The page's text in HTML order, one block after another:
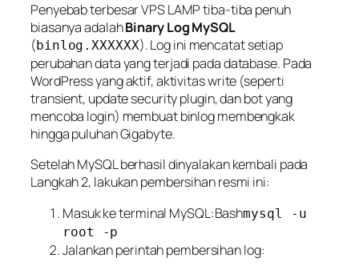
Penyebab terbesar VPS LAMP tiba-tiba penuh
biasanya adalahBinary Log MySQL
( binlog.XXXXXX). Log ini mencatatsetiap
perubahan datayang terjadi pada database. Pada
WordPress yang aktif, aktivitaswrite (seperti
transient, update security plugin, dan bot yang
mencoba login) membuat binlog membengkak
hingga puluhan Gigabyte.
Setelah MySQL berhasil dinyalakan kembali pada
Langkah 2, lakukan pembersihan resmi ini:
Masuk ke terminal MySQL:Bashmysql -u
root -p
Jalankan perintah pembersihan log: